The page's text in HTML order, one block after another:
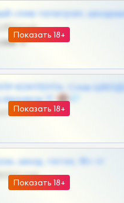
Показать 18+
слив телеграм,
@SZu3ll3sCatt_bot
тг
Показать 18+
КОНТЕНТА: Слив
Архивов ТГ 🔞💎
@MILKPRIVATES39BOT
Показать 18+
шкод, теток, 18+ тг
@DARK15FLOWSBOT